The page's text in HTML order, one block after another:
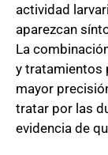
actividad
aparezcan
La
y tratamientos
mayor
tratar por las
evidencia de